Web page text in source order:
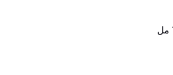
تصميم مخصص زجاجات عطر 110 مل